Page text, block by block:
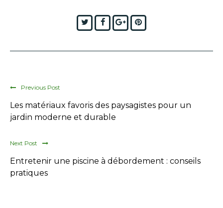
TwitterFacebook
Google+Pinterest
Previous Post
Les matériaux favoris des paysagistes pour un
jardin moderne et durable
Next Post
Entretenir une piscine à débordement : conseils
pratiques